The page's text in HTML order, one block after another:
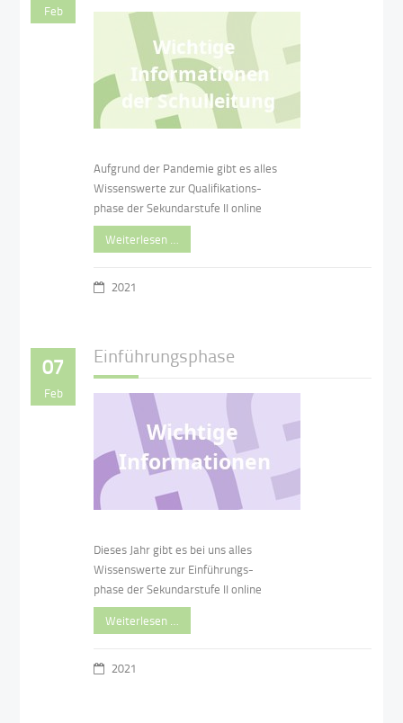
Feb
Aufgrund der Pandemie gibt es alles
Wissenswerte zur Qualifikations-
phase der Sekundarstufe II online
Weiterlesen …
2021
07
Feb
Einführungsphase
Dieses Jahr gibt es bei uns alles
Wissenswerte zur Einführungs-
phase der Sekundarstufe II online
Weiterlesen …
2021